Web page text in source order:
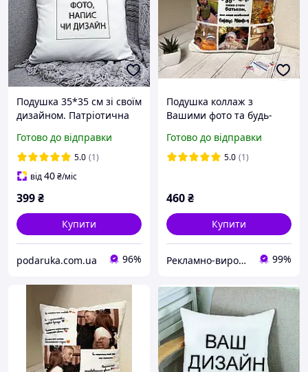
Подушка 35*35 см зі своїм
дизайном. Патріотична
написом.
Готово до відправки
5.0 (1)
від40₴/міс
399₴
Купити
podaruka.com.ua 96%
Подушка коллаж з
Вашими фото та будь-
Готово до відправки
5.0 (1)
460₴
Купити
Рекламно-виробнича компанія "Ілюзіон". 99%